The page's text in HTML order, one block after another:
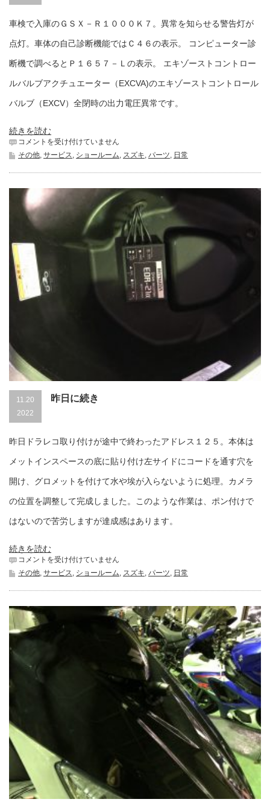
車検で入庫のＧＳＸ－Ｒ１０００Ｋ７。異常を知らせる警告灯が
点灯。車体の自己診断機能ではＣ４６の表示。 コンピューター診
断機で調べるとＰ１６５７－Ｌの表示。 エキゾーストコントロー
ルバルブアクチュエーター（EXCVA)のエキゾーストコントロール
バルブ（EXCV）全閉時の出力電圧異常です。
続きを読む
EXCVA
換
コメントを受け付けていません
その他 サービス ショールーム スズキ パーツ 日常
11.20
2022
昨日に続き
昨日ドラレコ取り付けが途中で終わったアドレス１２５。本体は
メットインスペースの底に貼り付け左サイドにコードを通す穴を
開け、グロメットを付けて水や埃が入らないように処理。カメラ
の位置を調整して完成しました。このような作業は、ポン付けで
はないので苦労しますが達成感はあります。
続きを読む
昨
日
に
続
は
コメントを受け付けていません
その他, サービス, ショールーム, スズキ, パーツ, 日常